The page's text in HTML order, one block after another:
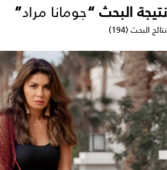
نتيجة البحث “جومانا مراد”
نتائج البحث (194)